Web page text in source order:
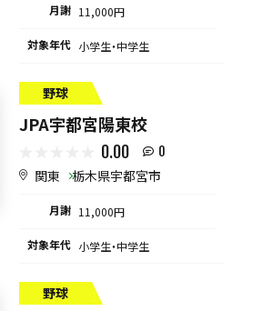
月謝 11,000円
対象年代 小学生・中学生
野球
JPA宇都宮陽東校
0.00 0
関東 栃木県宇都宮市
月謝 11,000円
対象年代 小学生・中学生
野球